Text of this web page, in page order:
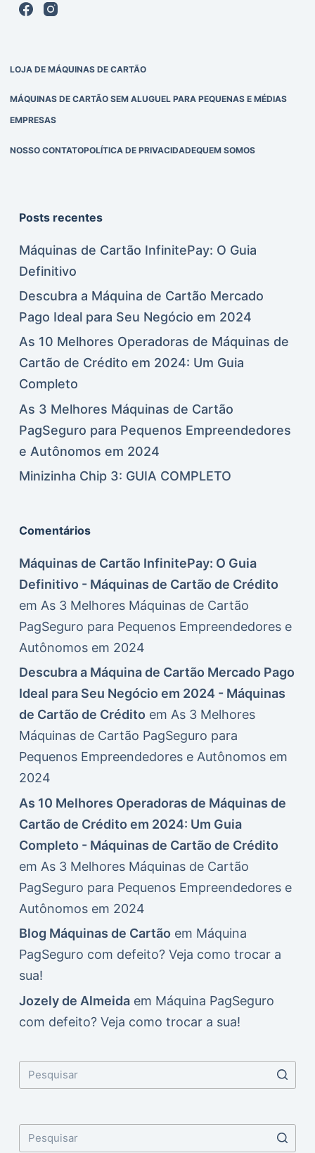
LOJA DE MÁQUINAS DE CARTÃO
MÁQUINAS DE CARTÃO SEM ALUGUEL PARA PEQUENAS E MÉDIAS
EMPRESAS
NOSSO CONTATOPOLÍTICA DE PRIVACIDADEQUEM SOMOS
Posts recentes
Máquinas de Cartão InfinitePay: O Guia
Definitivo
Descubra a Máquina de Cartão Mercado
Pago Ideal para Seu Negócio em 2024
As 10 Melhores Operadoras de Máquinas de
Cartão de Crédito em 2024: Um Guia
Completo
As 3 Melhores Máquinas de Cartão
PagSeguro para Pequenos Empreendedores
e Autônomos em 2024
Minizinha Chip 3: GUIA COMPLETO
Comentários
Máquinas de Cartão InfinitePay: O Guia
Definitivo - Máquinas de Cartão de Crédito
em As 3 Melhores Máquinas de Cartão
PagSeguro para Pequenos Empreendedores e
Autônomos em 2024
Descubra a Máquina de Cartão Mercado Pago
Ideal para Seu Negócio em 2024 - Máquinas
de Cartão de Crédito em As 3 Melhores
Máquinas de Cartão PagSeguro para
Pequenos Empreendedores e Autônomos em
2024
As 10 Melhores Operadoras de Máquinas de
Cartão de Crédito em 2024: Um Guia
Completo - Máquinas de Cartão de Crédito
em As 3 Melhores Máquinas de Cartão
PagSeguro para Pequenos Empreendedores e
Autônomos em 2024
Blog Máquinas de Cartão em Máquina
PagSeguro com defeito? Veja como trocar a
sua!
Jozely de Almeidaem Máquina PagSeguro
com defeito? Veja como trocar a sua!